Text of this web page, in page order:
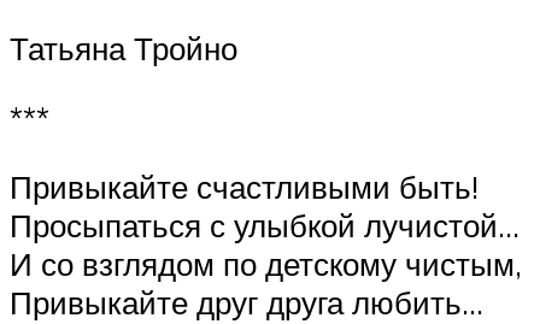
Татьяна Тройно
***
Привыкайте счастливыми быть!
Просыпаться с улыбкой лучистой…
И со взглядом по детскому чистым,
Привыкайте друг друга любить…